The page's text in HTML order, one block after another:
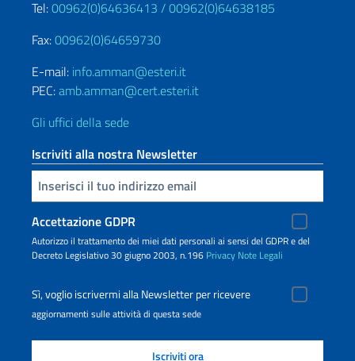
Tel:00962(0)64636413 /00962(0)64638185
Fax:00962(0)64659730
E-mail: info.amman@esteri.it
PEC:amb.amman@cert.esteri.it
Gli uffici della sede
Iscriviti alla nostra Newsletter
Inserisci la tua email
Accettazione GDPR
Autorizzo il trattamento dei miei dati personali ai sensi del GDPR e del
Decreto Legislativo 30 giugno 2003, n.196 Privacy Note Legali
Sì, voglio iscrivermi alla Newsletter per ricevere
aggiornamenti sulle attività di questa sede